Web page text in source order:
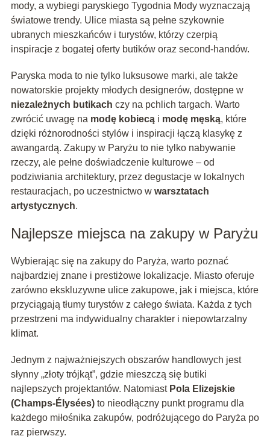
mody, a wybiegi paryskiego Tygodnia Mody wyznaczają
światowe trendy. Ulice miasta są pełne szykownie
ubranych mieszkańców i turystów, którzy czerpią
inspiracje z bogatej oferty butików oraz second-handów.
Paryska moda to nie tylko luksusowe marki, ale także
nowatorskie projekty młodych designerów, dostępne w
niezależnych butikach czy na pchlich targach. Warto
zwrócić uwagę na modę kobiecąi modę męską, które
dzięki różnorodności stylów i inspiracji łączą klasykę z
awangardą. Zakupy w Paryżu to nie tylko nabywanie
rzeczy, ale pełne doświadczenie kulturowe – od
podziwiania architektury, przez degustacje w lokalnych
restauracjach, po uczestnictwo w warsztatach
artystycznych.
Najlepsze miejsca na zakupy w Paryżu
Wybierając się na zakupy do Paryża, warto poznać
najbardziej znane i prestiżowe lokalizacje. Miasto oferuje
zarówno ekskluzywne ulice zakupowe, jak i miejsca, które
przyciągają tłumy turystów z całego świata. Każda z tych
przestrzeni ma indywidualny charakter i niepowtarzalny
klimat.
Jednym z najważniejszych obszarów handlowych jest
słynny „złoty trójkąt”, gdzie mieszczą się butiki
najlepszych projektantów. Natomiast Pola Elizejskie
(Champs-Élysées)to nieodłączny punkt programu dla
każdego miłośnika zakupów, podróżującego do Paryża po
raz pierwszy.